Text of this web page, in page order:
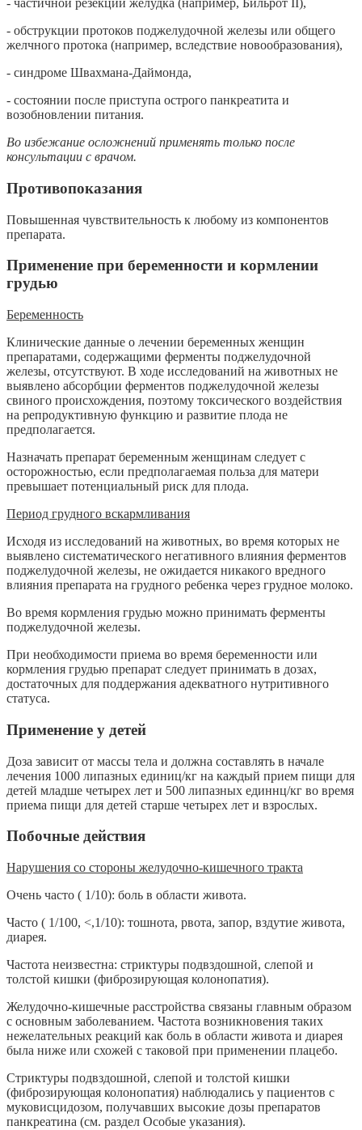
- частичной резекции желудка (например, Бильрот II),
- обструкции протоков поджелудочной железы или общего
желчного протока (например, вследствие новообразования),
- синдроме Швахмана-Даймонда,
- состоянии после приступа острого панкреатита и
возобновлении питания.
Во избежание осложнений применять только после
консультации с врачом.
Противопоказания
Повышенная чувствительность к любому из компонентов
препарата.
Применение при беременности и кормлении
грудью
Беременность
Клинические данные о лечении беременных женщин
препаратами, содержащими ферменты поджелудочной
железы, отсутствуют. В ходе исследований на животных не
выявлено абсорбции ферментов поджелудочной железы
свиного происхождения, поэтому токсического воздействия
на репродуктивную функцию и развитие плода не
предполагается.
Назначать препарат беременным женщинам следует с
осторожностью, если предполагаемая польза для матери
превышает потенциальный риск для плода.
Период грудного вскармливания
Исходя из исследований на животных, во время которых не
выявлено систематического негативного влияния ферментов
поджелудочной железы, не ожидается никакого вредного
влияния препарата на грудного ребенка через грудное молоко.
Во время кормления грудью можно принимать ферменты
поджелудочной железы.
При необходимости приема во время беременности или
кормления грудью препарат следует принимать в дозах,
достаточных для поддержания адекватного нутритивного
статуса.
Применение у детей
Доза зависит от массы тела и должна составлять в начале
лечения 1000 липазных единиц/кг на каждый прием пищи для
детей младше четырех лет и 500 липазных единнц/кг во время
приема пищи для детей старше четырех лет и взрослых.
Побочные действия
Нарушения со стороны желудочно-кишечного тракта
Очень часто ( 1/10): боль в области живота.
Часто ( 1/100, <,1/10): тошнота, рвота, запор, вздутие живота,
диарея.
Частота неизвестна: стриктуры подвздошной, слепой и
толстой кишки (фиброзирующая колонопатия).
Желудочно-кишечные расстройства связаны главным образом
с основным заболеванием. Частота возникновения таких
нежелательных реакций как боль в области живота и диарея
была ниже или схожей с таковой при применении плацебо.
Стриктуры подвздошной, слепой и толстой кишки
(фиброзирующая колонопатия) наблюдались у пациентов с
муковисцидозом, получавших высокие дозы препаратов
панкреатина (см. раздел Особые указания).